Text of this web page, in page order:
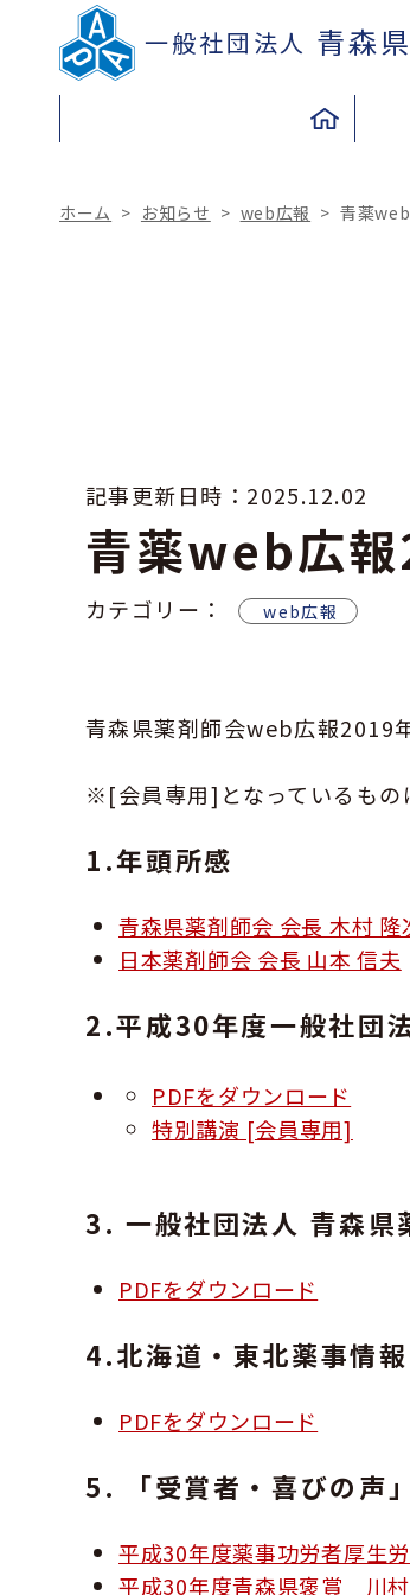
一般社団法人 青森
TO THE PEOPLE
TO THE PHARMACIST
ホーム > お知らせ > web広報 > 青薬
記事更新日時： 2025.12.02
青薬web広
カテゴリー： web広報
青森県薬剤師会web広報2019
※[会員専用]となっているもの
1.年頭所感
青森県薬剤師会 会長 木村 隆
日本薬剤師会 会長 山本 信夫
2.平成30年度一般社団
PDFをダウンロード
特別講演 [会員専用]
3. 一般社団法人 青森県
PDFをダウンロード
4.北海道・東北薬事情
PDFをダウンロード
5. 「受賞者・喜びの声」
平成30年度薬事功労者厚生
平成30年度青森県褒賞 川